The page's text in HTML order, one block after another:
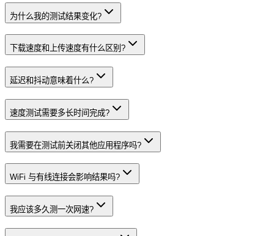
为什么我的测试结果变化?
下载速度和上传速度有什么区别?
延迟和抖动意味着什么?
速度测试需要多长时间完成?
我需要在测试前关闭其他应用程序吗?
WiFi 与有线连接会影响结果吗?
我应该多久测一次网速?